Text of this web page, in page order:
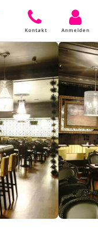
Kontakt Anmelden